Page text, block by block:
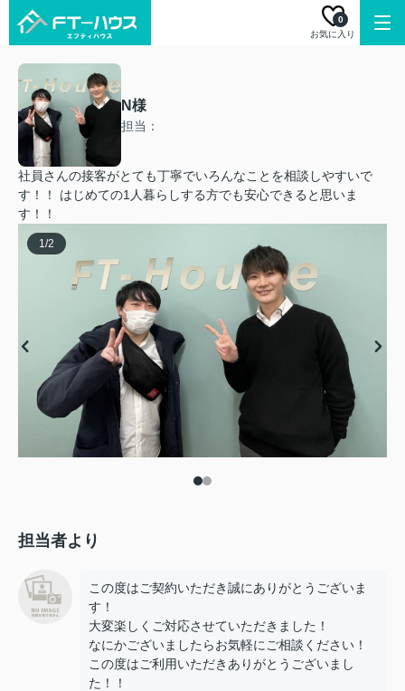
お気に入り
0
N様
担当：
社員さんの接客がとても丁寧でいろんなことを相談しやすいで
す！！ はじめての1人暮らしする方でも安心できると思いま
す！！
1/2
担当者より
この度はご契約いただき誠にありがとうございま
す！
大変楽しくご対応させていただきました！
なにかございましたらお気軽にご相談ください！
この度はご利用いただきありがとうございまし
た！！